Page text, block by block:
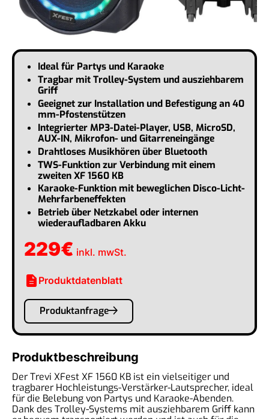
Ideal für Partys und Karaoke
Tragbar mit Trolley-System und ausziehbarem
Griff
Geeignet zur Installation und Befestigung an 40
mm-Pfostenstützen
Integrierter MP3-Datei-Player, USB, MicroSD,
AUX-IN, Mikrofon- und Gitarreneingänge
Drahtloses Musikhören über Bluetooth
TWS-Funktion zur Verbindung mit einem
zweiten XF 1560 KB
Karaoke-Funktion mit beweglichen Disco-Licht-
Mehrfarbeneffekten
Betrieb über Netzkabel oder internen
wiederaufladbaren Akku
229€ inkl. mwSt.
description Produktdatenblatt
Produktanfrage
Produktbeschreibung
Der Trevi XFest XF 1560 KB ist ein vielseitiger und
tragbarer Hochleistungs-Verstärker-Lautsprecher, ideal
für die Belebung von Partys und Karaoke-Abenden.
Dank des Trolley-Systems mit ausziehbarem Griff kann